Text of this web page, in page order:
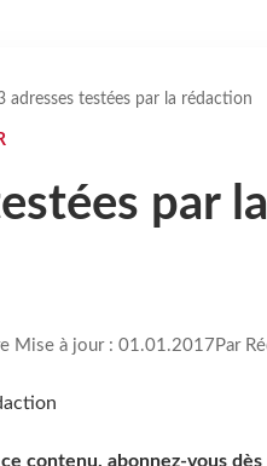
adresses testées par la rédaction
par la
Mise à jour : 01.01.2017Par
contenu, abonnez-vous